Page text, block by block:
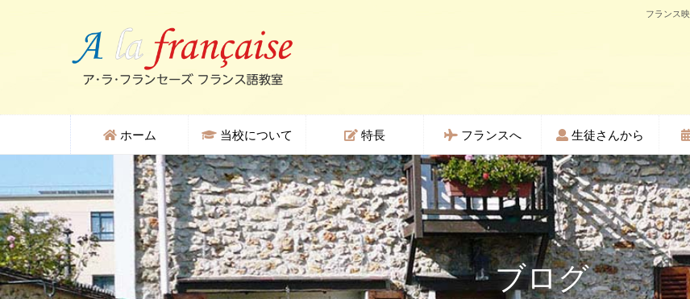
フランス
ホーム 当校について 特長 フランスへ 生徒さんから
ブログ